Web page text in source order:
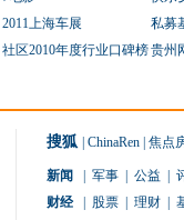
2011上海车展
私募
社区2010年度行业口碑榜贵州
搜狐 ChinaRen 焦点
新闻 军事 公益
财经
股票 理财